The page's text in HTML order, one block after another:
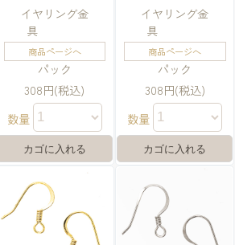
イヤリング金
具
商品ページへ
パック
308円(税込)
数量
イヤリング金
具
商品ページへ
パック
308円(税込)
数量